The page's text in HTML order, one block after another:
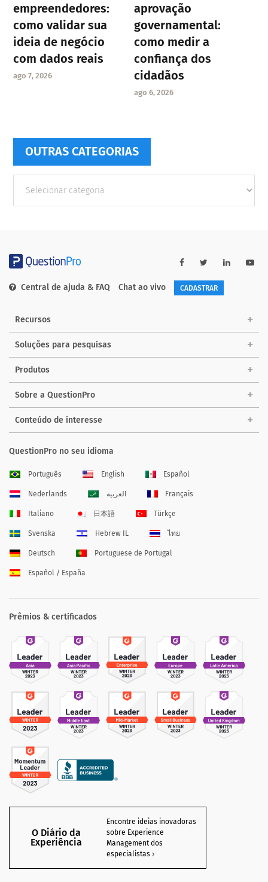
empreendedores:
como validar sua
ideia de negócio
com dados reais
ago 7, 2026
aprovação
governamental:
como medir a
confiança dos
cidadãos
ago 6, 2026
OUTRAS CATEGORIAS
Categorias
Central de ajuda & FAQ Chat ao vivo CADASTRAR
Recursos
Soluções para pesquisas
Produtos
Sobre a QuestionPro
Conteúdo de interesse
QuestionPro no seu idioma
Português English Español
Nederlands العربية Français
Italiano 日本語 Türkçe
Svenska Hebrew IL ไทย
Deutsch Portuguese de Portugal
Español / España
Prêmios & certificados
O Diário da
Experiência
Encontre ideias inovadoras
sobre Experience
Management dos
especialistas